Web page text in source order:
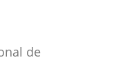
de